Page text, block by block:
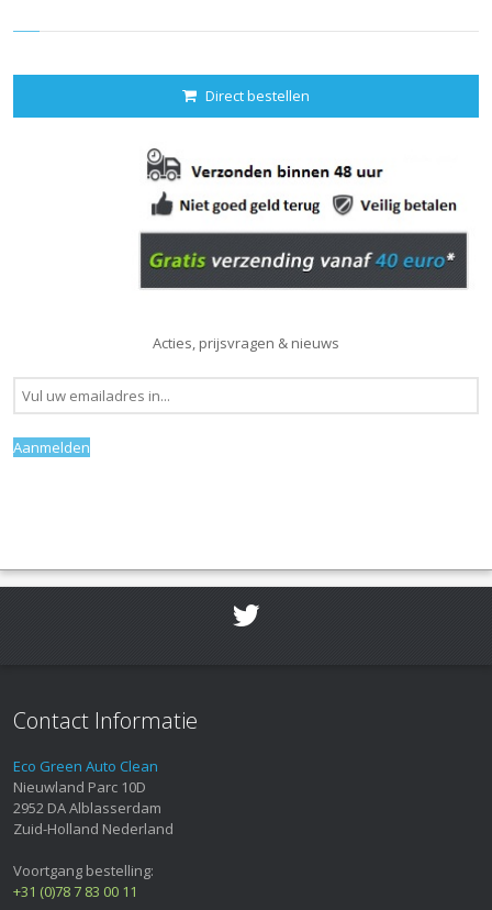
Direct bestellen
Acties, prijsvragen & nieuws
Contact Informatie
Eco Green Auto Clean
Nieuwland Parc 10D
2952 DAAlblasserdam
Zuid-Holland Nederland
Voortgang bestelling:
+31 (0)78 7 83 00 11